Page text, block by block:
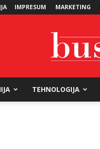
IMPRESUM MARKETING
TEHNOLOGIJA